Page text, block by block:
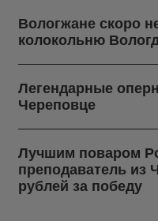
Вологжане скоро
колокольню
Легендарные
Череповце
Лучшим поваром
преподаватель из
рублей за победу